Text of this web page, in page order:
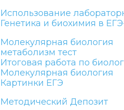
Использование
Генетика и биохимия в
Молекулярная биология
метаболизм тест
Итоговая работа по
Молекулярная биология
Картинки ЕГЭ
Методический Депозит